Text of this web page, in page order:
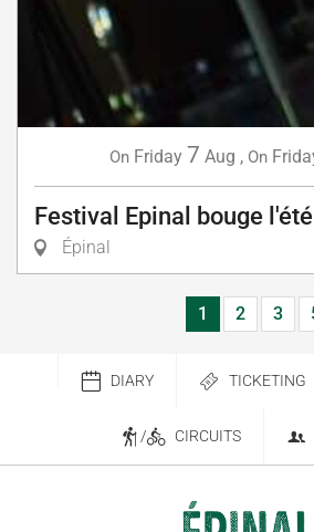
On Friday 7 Aug , On
Festival Epinal bouge
Épinal
1 2 3
DIARY TICKETING
/ CIRCUITS